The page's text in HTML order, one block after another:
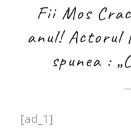
Fii Mos
anul! Actorul
spunea :
[ad_1]